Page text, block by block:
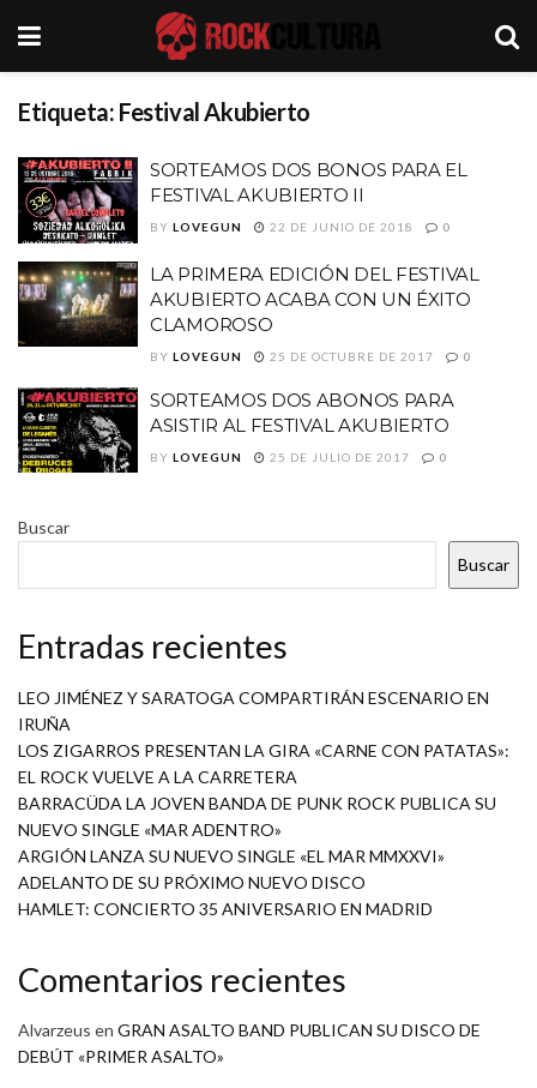
Etiqueta: Festival Akubierto
SORTEAMOS DOS BONOS PARA EL
FESTIVAL AKUBIERTO II
BY LOVEGUN 22 DE JUNIO DE 2018 0
LA PRIMERA EDICIÓN DEL FESTIVAL
AKUBIERTO ACABA CON UN ÉXITO
CLAMOROSO
BY LOVEGUN 25 DE OCTUBRE DE 2017 0
SORTEAMOS DOS ABONOS PARA
ASISTIR AL FESTIVAL AKUBIERTO
BY LOVEGUN 25 DE JULIO DE 2017 0
Buscar
Buscar
Entradas recientes
LEO JIMÉNEZ Y SARATOGA COMPARTIRÁN ESCENARIO EN
IRUÑA
LOS ZIGARROS PRESENTAN LA GIRA «CARNE CON PATATAS»:
EL ROCK VUELVE A LA CARRETERA
BARRACÜDA LA JOVEN BANDA DE PUNK ROCK PUBLICA SU
NUEVO SINGLE «MAR ADENTRO»
ARGIÓN LANZA SU NUEVO SINGLE «EL MAR MMXXVI»
ADELANTO DE SU PRÓXIMO NUEVO DISCO
HAMLET: CONCIERTO 35 ANIVERSARIO EN MADRID
Comentarios recientes
Alvarzeus en GRAN ASALTO BAND PUBLICAN SU DISCO DE
DEBÚT «PRIMER ASALTO»